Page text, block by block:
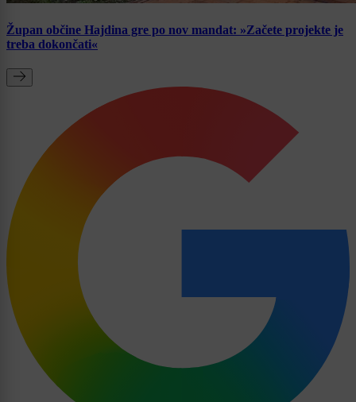
Župan občine Hajdina gre po nov mandat: »Začete projekte je
treba dokončati«